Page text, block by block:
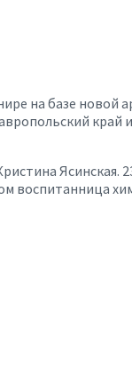
на базе новой
край
Ясинская.
воспитанница